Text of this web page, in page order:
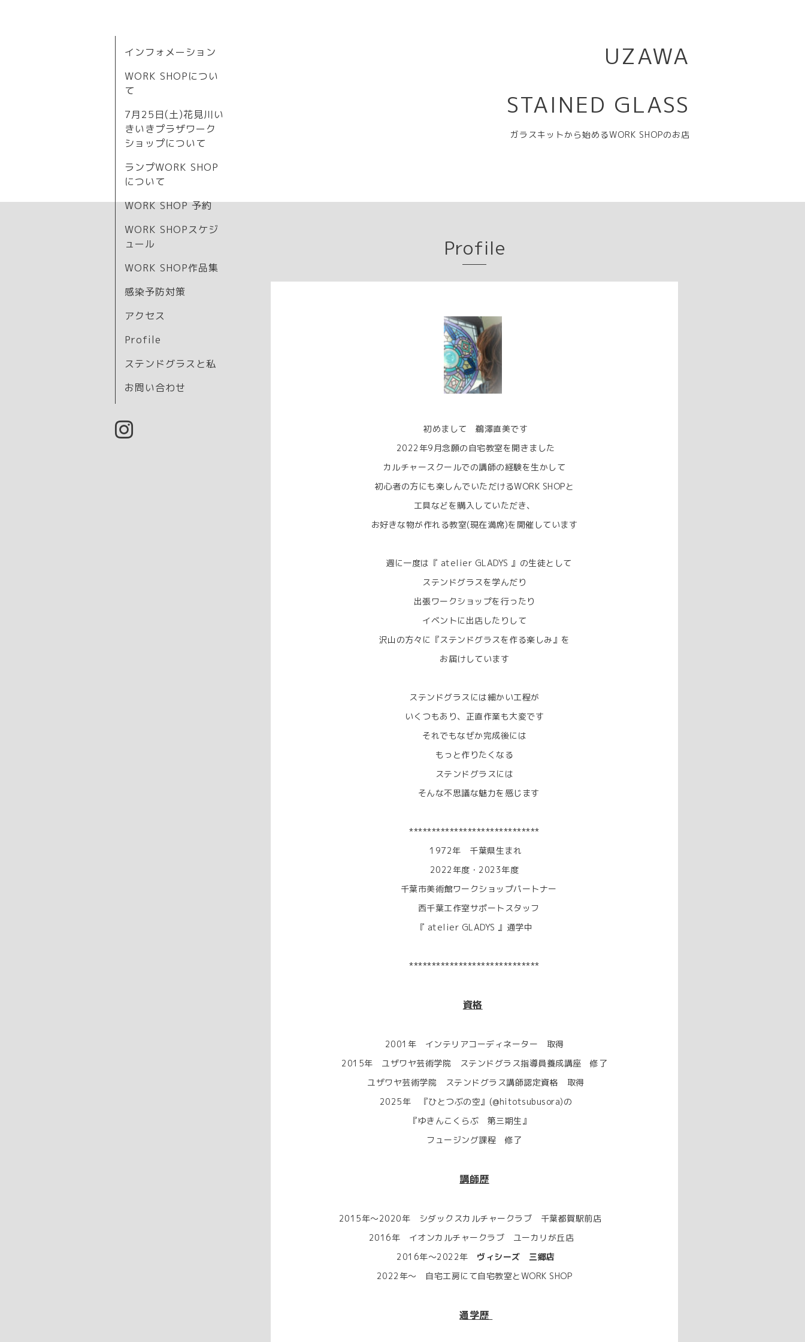
UZAWA
STAINED GLASS
ガラスキットから始めるWORK SHOPのお店
インフォメーション
WORK SHOPについ
て
7月25日(土)花見川い
きいきプラザワーク
ショップについて
ランプWORK SHOP
について
WORK SHOP 予約
WORK SHOPスケジ
ュール
WORK SHOP作品集
感染予防対策
アクセス
Profile
ステンドグラスと私
お問い合わせ
Profile
初めまして 鵜澤直美です
2022年9月念願の自宅教室を開きました
カルチャースクールでの講師の経験を生かして
初心者の方にも楽しんでいただけるWORK SHOPと
工具などを購入していただき、
お好きな物が作れる教室(現在満席)を開催しています
週に一度は『 atelier GLADYS 』の生徒として
ステンドグラスを学んだり
出張ワークショップを行ったり
イベントに出店したりして
沢山の方々に『ステンドグラスを作る楽しみ』を
お届けしています
ステンドグラスには細かい工程が
いくつもあり、正直作業も大変です
それでもなぜか完成後には
もっと作りたくなる
ステンドグラスには
そんな不思議な魅力を感じます
*****************************
1972年 千葉県生まれ
2022年度・2023年度
千葉市美術館ワークショップパートナー
西千葉工作室サポートスタッフ
『 atelier GLADYS 』通学中
*****************************
資格
2001年 インテリアコーディネーター 取得
2015年 ユザワヤ芸術学院 ステンドグラス指導員養成講座 修了
ユザワヤ芸術学院 ステンドグラス講師認定資格 取得
2025年 『ひとつぶの空』(@hitotsubusora)の
『ゆきんこくらぶ 第三期生』
フュージング課程 修了
講師歴
2015年～2020年 シダックスカルチャークラブ 千葉都賀駅前店
2016年 イオンカルチャークラブ ユーカリが丘店
2016年～2022年 ヴィシーズ 三郷店
2022年～ 自宅工房にて自宅教室とWORK SHOP
通学歴